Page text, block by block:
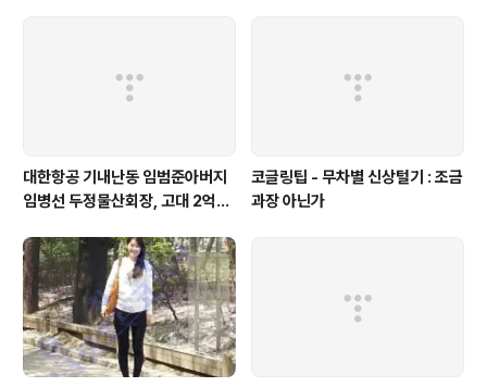
대한항공 기내난동 임범준아버지
임병선 두정물산회장, 고대 2억기
코글링팁 - 무차별 신상털기 : 조금
과장 아닌가